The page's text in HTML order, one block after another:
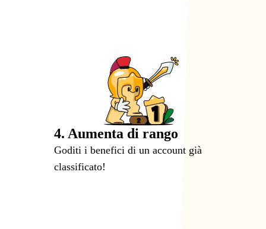
4. Aumenta di rango
Goditi i benefici di un account già
classificato!